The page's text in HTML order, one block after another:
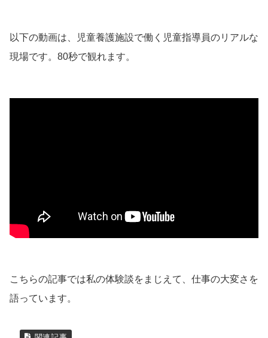
以下の動画は、児童養護施設で働く児童指導員のリアルな
現場です。80秒で観れます。
こちらの記事では私の体験談をまじえて、仕事の大変さを
語っています。